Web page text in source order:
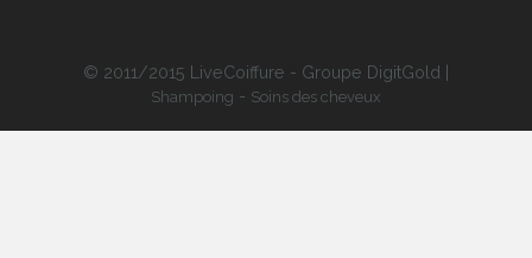
© 2011/2015 LiveCoiffure - Groupe DigitGold |
Shampoing - Soins des cheveux